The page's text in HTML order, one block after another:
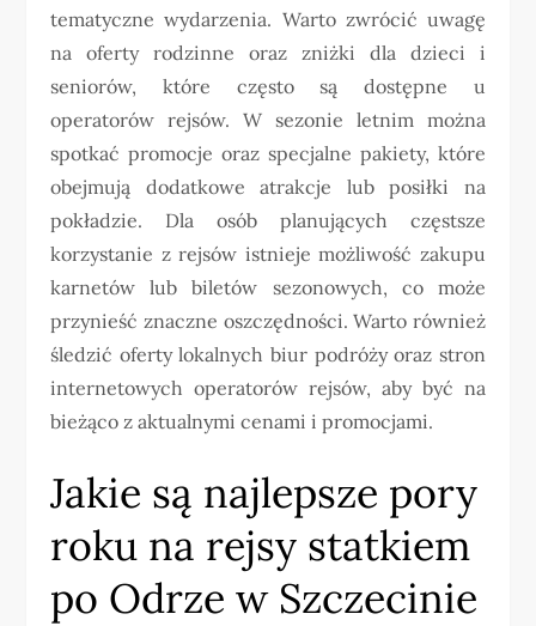
tematyczne wydarzenia. Warto zwrócić uwagę
na oferty rodzinne oraz zniżki dla dzieci i
seniorów, które często są dostępne u
operatorów rejsów. W sezonie letnim można
spotkać promocje oraz specjalne pakiety, które
obejmują dodatkowe atrakcje lub posiłki na
pokładzie. Dla osób planujących częstsze
korzystanie z rejsów istnieje możliwość zakupu
karnetów lub biletów sezonowych, co może
przynieść znaczne oszczędności. Warto również
śledzić oferty lokalnych biur podróży oraz stron
internetowych operatorów rejsów, aby być na
bieżąco z aktualnymi cenami i promocjami.
Jakie są najlepsze pory
roku na rejsy statkiem
po Odrze w Szczecinie